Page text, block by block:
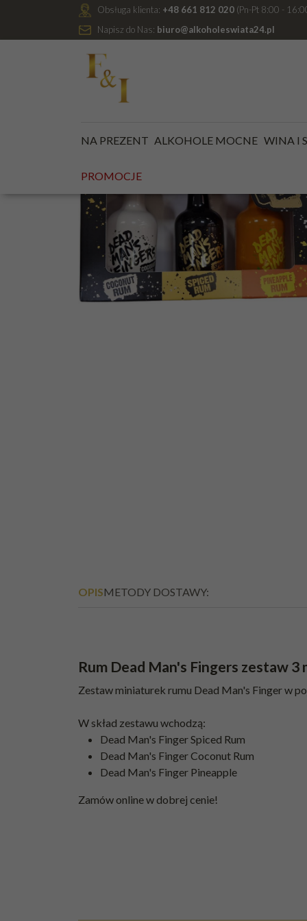
Obsługa klienta: +48 661 812 020 (Pn-Pt 8:00 -
Napisz do Nas: biuro@alkoholeswiata24.pl
NA PREZENT ALKOHOLE MOCNE WINA I
PROMOCJE
OPISMETODY DOSTAWY:
Rum Dead Man's Fingers zestaw 3
Zestaw miniaturek rumu Dead Man's Finger w
W skład zestawu wchodzą:
Dead Man's Finger Spiced Rum
Dead Man's Finger Coconut Rum
Dead Man's Finger Pineapple
Zamów online w dobrej cenie!